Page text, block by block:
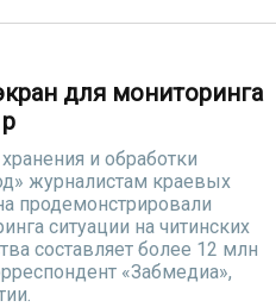
для мониторинга
и обработки
журналистам краевых
продемонстрировали
ситуации на читинских
составляет более 12 млн
«Забмедиа»,